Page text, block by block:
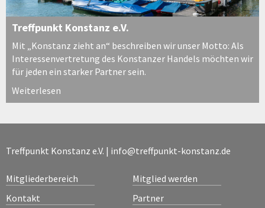
Treffpunkt Konstanz e.V.
Mit „Konstanz zieht an“ beschreiben wir unser Motto: Als
Interessenvertretung des Konstanzer Handels möchten wir
für jeden ein starker Partner sein.
Weiterlesen
Treffpunkt Konstanz e.V. | info@treffpunkt-konstanz.de
Mitgliederbereich
Mitglied werden
Kontakt
Partner